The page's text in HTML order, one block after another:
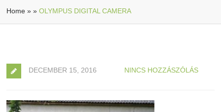
Home »»OLYMPUS DIGITAL CAMERA
DECEMBER 15, 2016 NINCS HOZZÁSZÓLÁS